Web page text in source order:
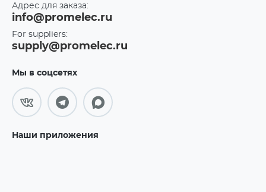
Адрес для заказа:
info@promelec.ru
For suppliers:
supply@promelec.ru
Мы в соцсетях
Наши приложения